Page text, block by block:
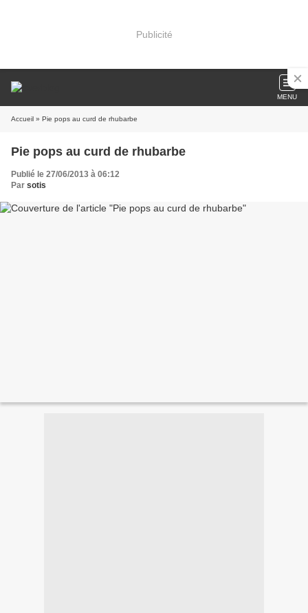
Publicité
MENU
Accueil » Pie pops au curd de rhubarbe
Pie pops au curd de rhubarbe
Publié le 27/06/2013 à 06:12
Par sotis